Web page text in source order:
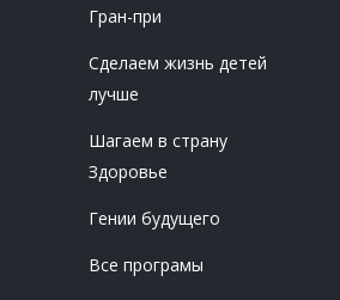
Гран-при
Сделаем жизнь детей
лучше
Шагаем в страну
Здоровье
Гении будущего
Все програмы